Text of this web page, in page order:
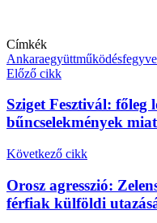
Címkék
Ankaraegyüttműködés
Előző cikk
Sziget Fesztivál: főleg
bűncselekmények
Következő cikk
Orosz agresszió:
férfiak külföldi